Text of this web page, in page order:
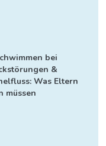
bei
&
Was Eltern
müssen